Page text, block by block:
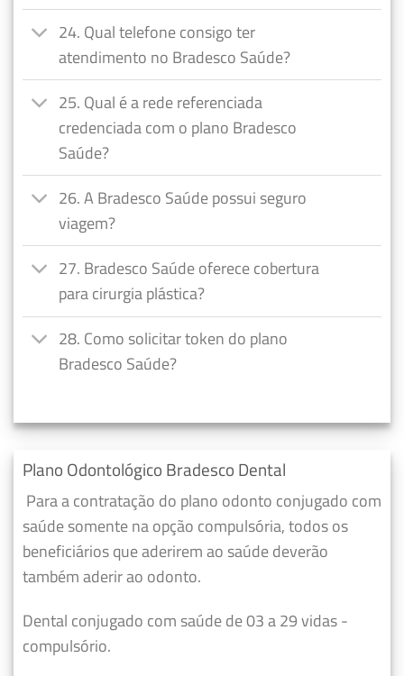
24. Qual telefone consigo ter
atendimento no Bradesco Saúde?
25. Qual é a rede referenciada
credenciada com o plano Bradesco
Saúde?
26. A Bradesco Saúde possui seguro
viagem?
27. Bradesco Saúde oferece cobertura
para cirurgia plástica?
28. Como solicitar token do plano
Bradesco Saúde?
Plano Odontológico Bradesco Dental
Para a contratação do plano odonto conjugado com
saúde somente na opção compulsória, todos os
beneficiários que aderirem ao saúde deverão
também aderir ao odonto.
Dental conjugado com saúde de 03 a 29 vidas -
compulsório.